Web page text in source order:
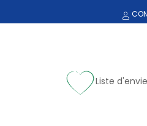
Liste